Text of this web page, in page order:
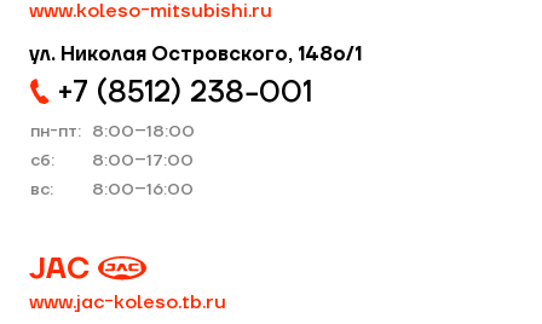
www.koleso-mitsubishi.ru
ул. Николая Островского, 148о/1
+7 (8512) 238−001
пн-пт: 8:00–18:00
cб:
8:00–17:00
вс:
8:00–16:00
JAC
www.jac-koleso.tb.ru